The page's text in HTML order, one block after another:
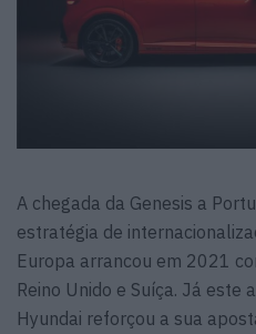
A chegada da Genesis a
estratégia de
Europa arrancou em 2021
Reino Unido e Suíça. Já este
Hyundai reforçou a sua